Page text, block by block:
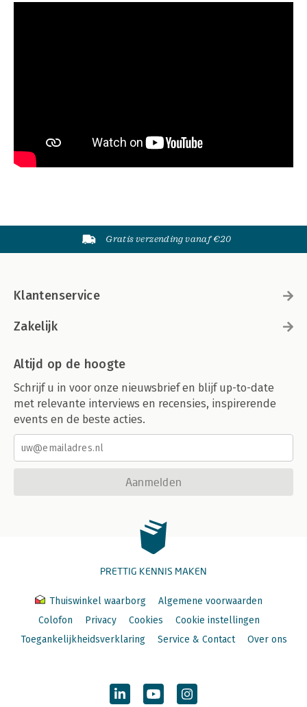
Gratis verzending vanaf €20
Klantenservice
Zakelijk
Altijd op de hoogte
Schrijf u in voor onze nieuwsbrief en blijf up-to-date
met relevante interviews en recensies, inspirerende
events en de beste acties.
Aanmelden
PRETTIG KENNIS MAKEN
Thuiswinkel waarborg
Algemene voorwaarden
Colofon
Privacy Cookies
Cookie instellingen
Toegankelijkheidsverklaring
Service & Contact Over ons